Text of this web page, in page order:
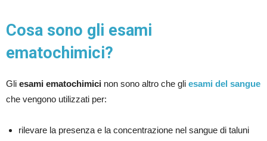
Cosa sono gli esami
ematochimici?
Gli esami ematochimici non sono altro che gli esami del sangue
che vengono utilizzati per:
rilevare la presenza e la concentrazione nel sangue di taluni